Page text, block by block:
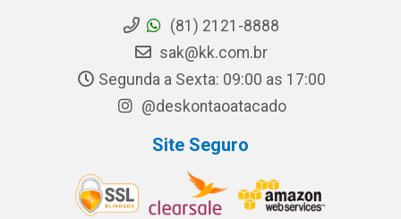
(81) 2121-8888
sak@kk.com.br
Segunda a Sexta: 09:00 as 17:00
@deskontaoatacado
Site Seguro